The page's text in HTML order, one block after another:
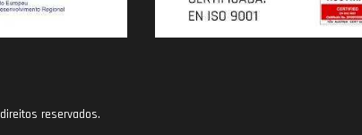
reservados.